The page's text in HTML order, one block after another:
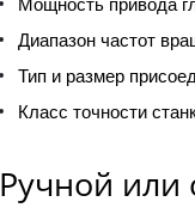
Мощность привода
Диапазон частот
Тип и размер
Класс точности
Ручной или